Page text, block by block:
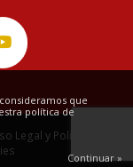
que
política de
Continuar »
Legal y Política de